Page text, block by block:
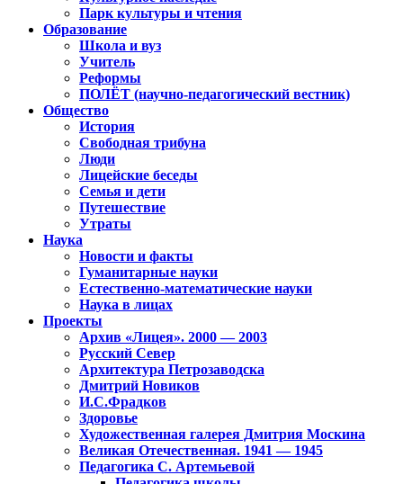
Парк культуры и чтения
Образование
Школа и вуз
Учитель
Реформы
ПОЛЁТ (научно-педагогический вестник)
Общество
История
Свободная трибуна
Люди
Лицейские беседы
Семья и дети
Путешествие
Утраты
Наука
Новости и факты
Гуманитарные науки
Естественно-математические науки
Наука в лицах
Проекты
Архив «Лицея». 2000 — 2003
Русский Север
Архитектура Петрозаводска
Дмитрий Новиков
И.С.Фрадков
Здоровье
Художественная галерея Дмитрия Москина
Великая Отечественная. 1941 — 1945
Педагогика С. Артемьевой